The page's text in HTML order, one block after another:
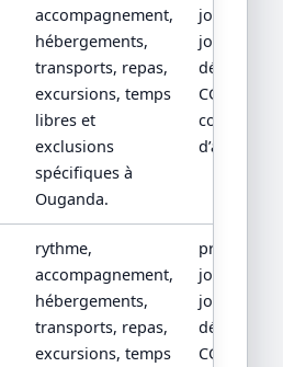
accompagnement,
hébergements,
transports, repas,
excursions, temps
libres et
exclusions
spécifiques à
Ouganda.
jour par
jour, devis
détaillé,
CGV/CPV et
conditions
rythme,
accompagnement,
hébergements,
transports, repas,
excursions, temps
jour par
jour, devis
détaillé,
CGV/CPV et